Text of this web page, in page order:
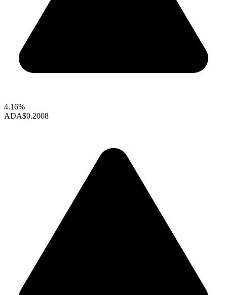
4.16%
ADA$0.2008